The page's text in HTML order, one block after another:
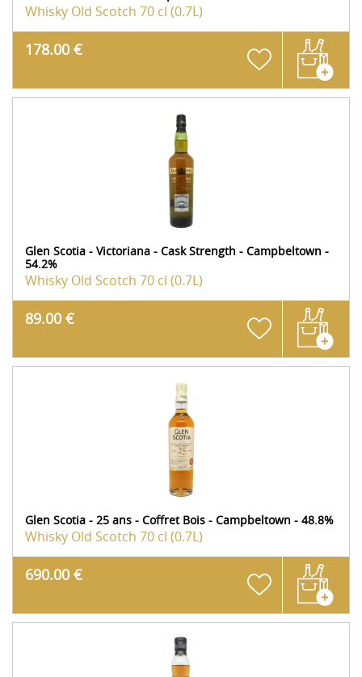
Whisky Old Scotch 70 cl (0.7L)
178.00 €
Glen Scotia - Victoriana - Cask Strength - Campbeltown -
54.2%
Whisky Old Scotch 70 cl (0.7L)
89.00 €
Glen Scotia - 25 ans - Coffret Bois - Campbeltown - 48.8%
Whisky Old Scotch 70 cl (0.7L)
690.00 €